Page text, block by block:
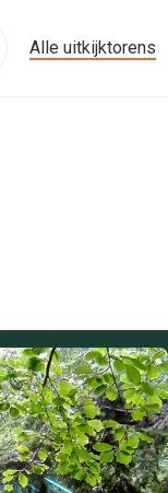
Alle uitkijktorens